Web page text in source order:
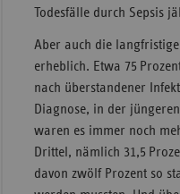
Todesfälle durch Sepsis
Aber auch die
erheblich. Etwa 75
nach überstandener
Diagnose, in der
waren es immer noch
Drittel, nämlich 31,5
davon zwölf Prozent so